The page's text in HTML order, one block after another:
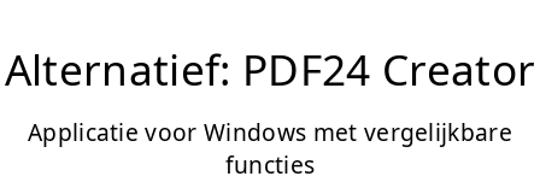
Alternatief: PDF24 Creator
Applicatie voor Windows met vergelijkbare
functies